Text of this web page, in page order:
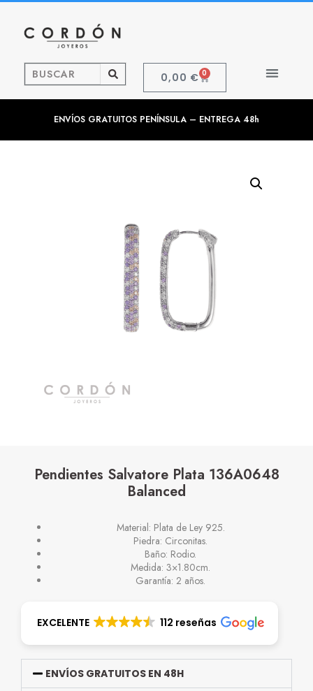
0,00 € 0
ENVÍOS GRATUITOS PENÍNSULA – ENTREGA 48h
Pendientes Salvatore Plata 136A0648
Balanced
Material: Plata de Ley 925.
Piedra: Circonitas.
Baño: Rodio.
Medida: 3×1.80cm.
Garantía: 2 años.
EXCELENTE 112 reseñas
ENVÍOS GRATUITOS EN 48H